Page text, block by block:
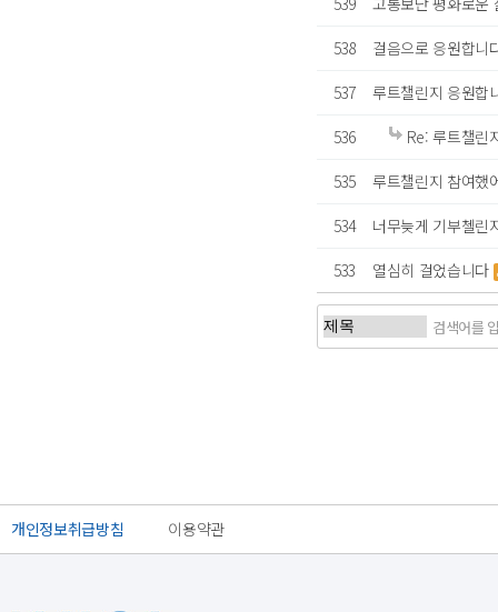
538
걸음으로 응원합니
537
루트챌린지 응원합
536
Re: 루트챌린
535
루트챌린지 참여했
534
너무늦게 기부첼린
533
열심히 걸었습니다
개인정보취급방침 이용약관